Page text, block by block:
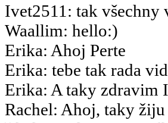
Ivet2511 : tak všechny
Waallim: hello:)
Erika: Ahoj Perte
Erika: tebe tak rada
Erika: A taky zdravim
Rachel: Ahoj, taky žiju